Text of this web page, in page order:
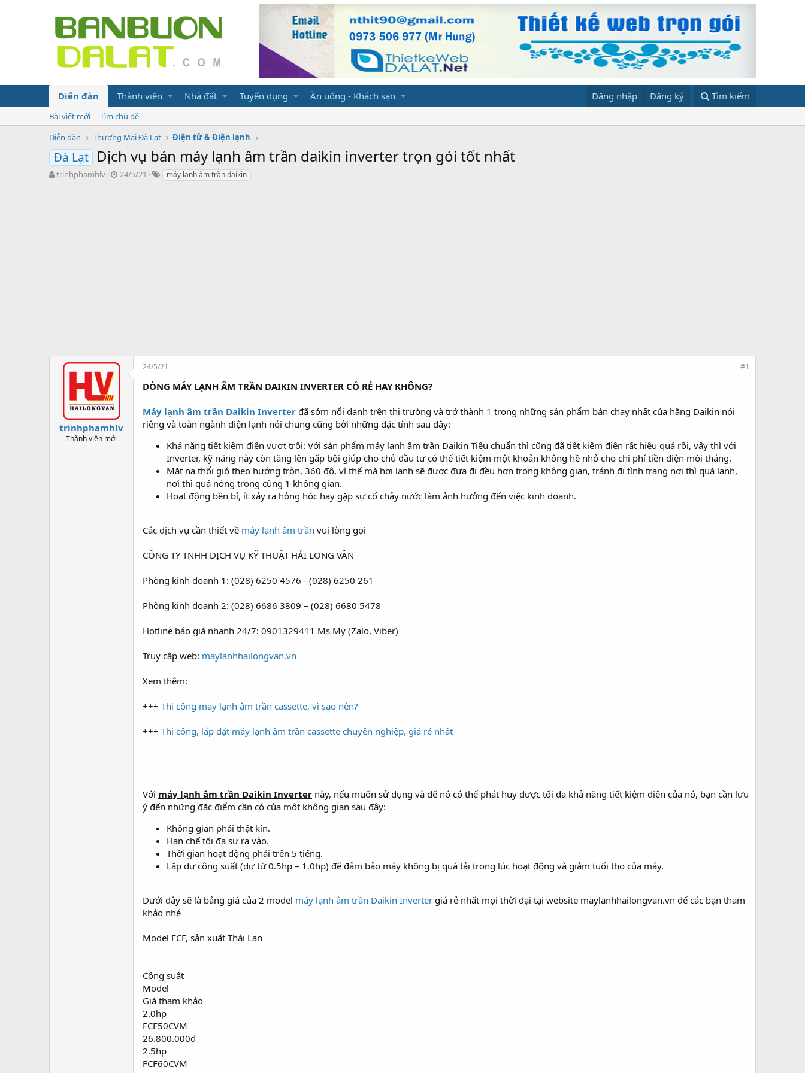
Diễn đàn Thành viên Nhà đất Tuyển dụng Ăn uống - Khách sạn Đăng nhập Đăng ký Tìm kiếm
Bài viết mới
Tìm chủ đề
Diễn đàn
Thương Mại Đà Lạt Điện tử & Điện lạnh
Đà Lạt Dịch vụ bán máy lạnh âm trần daikin inverter trọn gói tốt nhất
N
trinhphamhlv
N
24/5/21
Tmáy lạnh âm trần daikin
trinhphamhlv
Thành viên mới
24/5/21 #1
DÒNG MÁY LẠNH ÂM TRẦN DAIKIN INVERTER CÓ RẺ HAY KHÔNG?
Máy lạnh âm trần Daikin Inverter đã sớm nổi danh trên thị trường và trở thành 1 trong những sản phẩm bán chạy nhất của hãng Daikin nói
riêng và toàn ngành điện lạnh nói chung cũng bởi những đặc tính sau đây:
Khả năng tiết kiệm điện vượt trội: Với sản phẩm máy lạnh âm trần Daikin Tiêu chuẩn thì cũng đã tiết kiệm điện rất hiệu quả rồi, vậy thì với
Inverter, kỹ năng này còn tăng lên gấp bội giúp cho chủ đầu tư có thể tiết kiệm một khoản không hề nhỏ cho chi phí tiền điện mỗi tháng.
Mặt nạ thổi gió theo hướng tròn, 360 độ, vì thế mà hơi lạnh sẽ được đưa đi đều hơn trong không gian, tránh đi tình trạng nơi thì quá lạnh,
nơi thì quá nóng trong cùng 1 không gian.
Hoạt động bền bỉ, ít xảy ra hỏng hóc hay gặp sự cố chảy nước làm ảnh hưởng đến việc kinh doanh.
Các dịch vụ cần thiết về máy lạnh âm trần vui lòng gọi
CÔNG TY TNHH DỊCH VỤ KỸ THUẬT HẢI LONG VÂN
Phòng kinh doanh 1: (028) 6250 4576 - (028) 6250 261
Phòng kinh doanh 2: (028) 6686 3809 – (028) 6680 5478
Hotline báo giá nhanh 24/7: 0901329411 Ms My (Zalo, Viber)
Truy cập web: maylanhhailongvan.vn
Xem thêm:
+++ Thi công may lạnh âm trần cassette, vì sao nên?
+++ Thi công, lắp đặt máy lạnh âm trần cassette chuyên nghiệp, giá rẻ nhất
Với máy lạnh âm trần Daikin Inverter này, nếu muốn sử dụng và để nó có thể phát huy được tối đa khả năng tiết kiệm điện của nó, bạn cần lưu
ý đến những đặc điểm cần có của một không gian sau đây:
Không gian phải thật kín.
Hạn chế tối đa sự ra vào.
Thời gian hoạt động phải trên 5 tiếng.
Lắp dư công suất (dư từ 0.5hp – 1.0hp) để đảm bảo máy không bị quá tải trong lúc hoạt động và giảm tuổi thọ của máy.
Dưới đây sẽ là bảng giá của 2 model máy lạnh âm trần Daikin Inverter giá rẻ nhất mọi thời đại tại website maylanhhailongvan.vn để các bạn tham
khảo nhé
Model FCF, sản xuất Thái Lan
Công suất
Model
Giá tham khảo
2.0hp
FCF50CVM
26.800.000đ
2.5hp
FCF60CVM